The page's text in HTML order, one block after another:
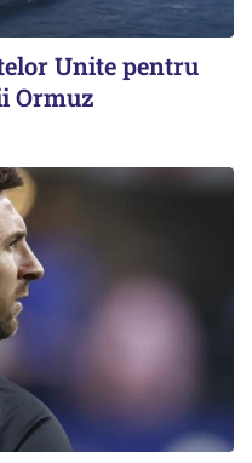
Unite pentru
Ormuz